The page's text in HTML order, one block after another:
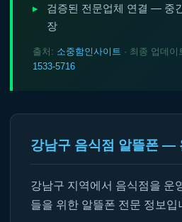
검증된 전문업체 연결 — 중
장
출처: 소중함인사이트 · 최종 업데이
1533-5716
강남구 음식점 알뜰폰 —
강남구 지역에서 음식점을 운
들을 위한 알뜰폰 전문 정보입